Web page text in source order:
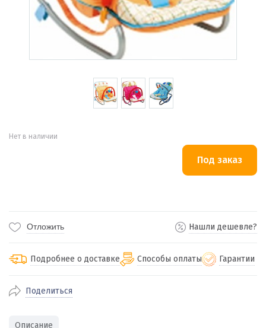
Нет в наличии
Отложить Нашли дешевле?
Подробнее о доставке
По Екатеринбургу бесплатная
Способы оплаты Гарантии
Поделиться
Описание